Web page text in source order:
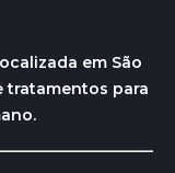
em São
tratamentos para